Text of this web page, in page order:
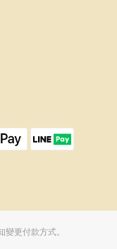
更付款方式。